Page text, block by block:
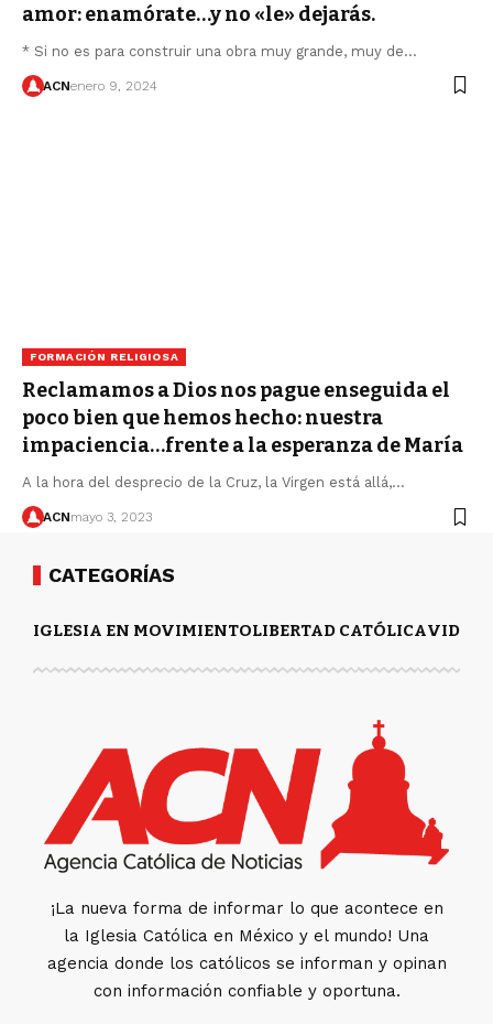
amor: enamórate…y no «le» dejarás.
* Si no es para construir una obra muy grande, muy de…
ACNenero 9, 2024
FORMACIÓN RELIGIOSA
Reclamamos a Dios nos pague enseguida el
poco bien que hemos hecho: nuestra
impaciencia…frente a la esperanza de María
A la hora del desprecio de la Cruz, la Virgen está allá,…
ACNmayo 3, 2023
CATEGORÍAS
IGLESIA EN MOVIMIENTOLIBERTAD CATÓLICAVIDA
¡La nueva forma de informar lo que acontece en
la Iglesia Católica en México y el mundo! Una
agencia donde los católicos se informan y opinan
con información confiable y oportuna.